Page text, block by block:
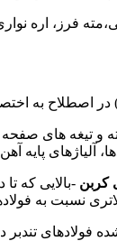
فرز، اره
آلیاژهای پایه
کربن
نسبت به
راکول) و مقاومت به سایش بالا است. که